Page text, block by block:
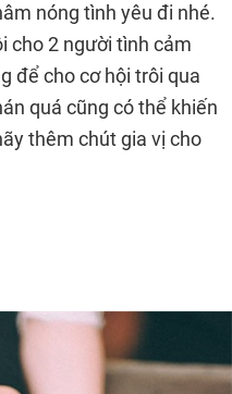
nóng tình yêu đi nhé.
cho 2 người tình cảm
để cho cơ hội trôi qua
quá cũng có thể khiến
thêm chút gia vị cho